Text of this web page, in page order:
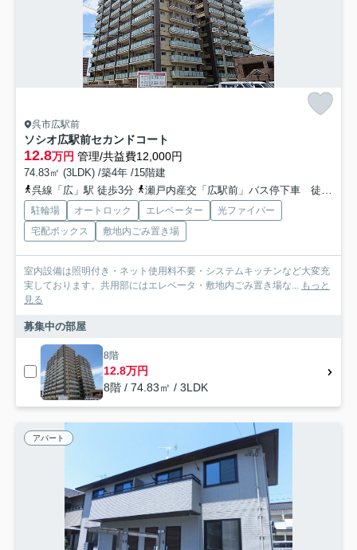
呉市広駅前
ソシオ広駅前セカンドコート
12.8万円 管理/共益費12,000円
74.83㎡ (3LDK) /築4年 /15階建
呉線「広」駅 徒歩3分
瀬戸内産交「広駅前」バス停下車 徒歩4分
駐輪場 オートロック エレベーター
光ファイバー
宅配ボックス
敷地内ごみ置き場
室内設備は照明付き・ネット使用料不要・システムキッチンなど大変充
実しております。共用部にはエレベータ・敷地内ごみ置き場な...
もっと
見る
募集中の部屋
8階
12.8万円
8階 / 74.83㎡ / 3LDK
アパート